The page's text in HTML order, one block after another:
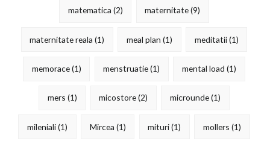
matematica (2) maternitate(9)
maternitate reala (1) meal plan (1) meditatii(1)
memorace(1) menstruatie(1) mental load (1)
mers (1) micostore(2) microunde(1)
mileniali(1) Mircea (1) mituri(1) mollers (1)